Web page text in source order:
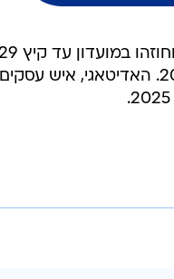
בן ה-24 שותף ב-20 משחקי ליגה ומחזיק בחוזה עד 2027.